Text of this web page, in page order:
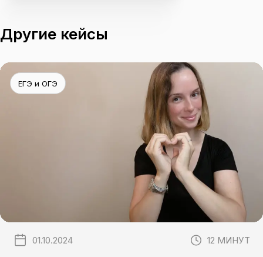
Другие кейсы
ЕГЭ и ОГЭ
01.10.2024 12 МИНУТ